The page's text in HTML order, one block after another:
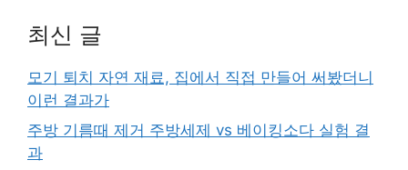
최신 글
모기 퇴치 자연 재료, 집에서 직접 만들어 써봤더니
이런 결과가
주방 기름때 제거 주방세제 vs 베이킹소다 실험 결
과